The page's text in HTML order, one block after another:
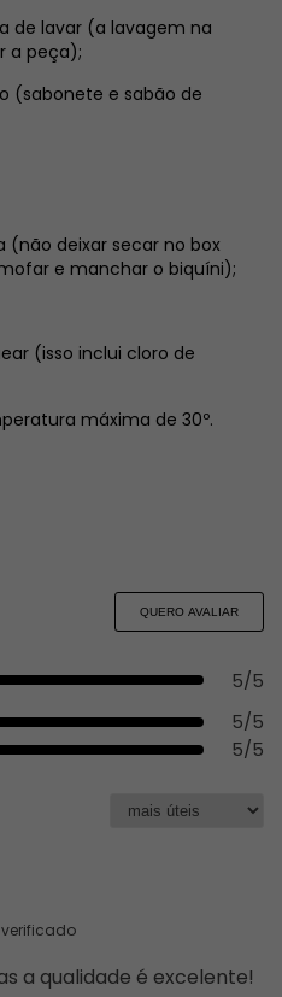
de lavar (a lavagem na
a peça);
(sabonete e sabão de
(não deixar secar no box
e manchar o biquíni);
(isso inclui cloro de
máxima de 30º.
5/5
5/5
5/5
QUERO AVALIAR
a qualidade é excelente!